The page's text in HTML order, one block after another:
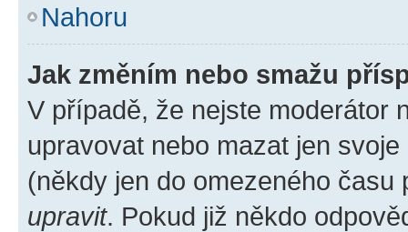
Nahoru
Jak změním nebo smažu
V případě, že nejste moderátor
upravovat nebo mazat jen
(někdy jen do omezeného
upravit. Pokud již někdo